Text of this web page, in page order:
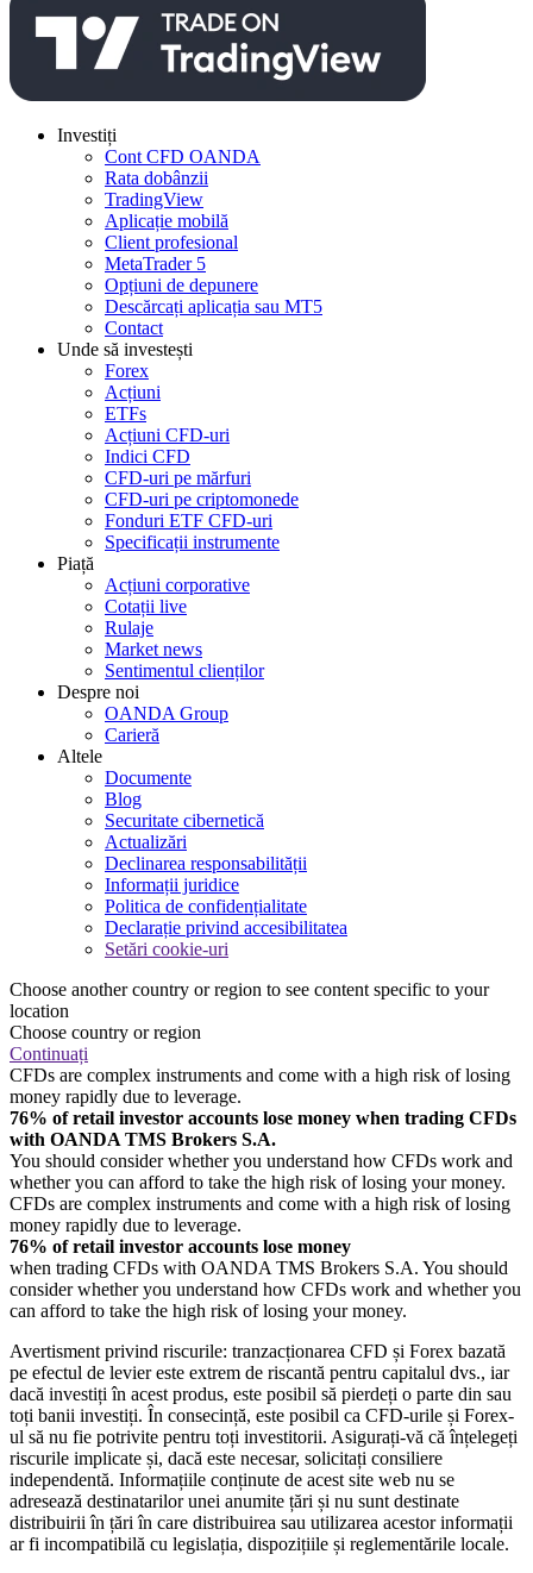
Investiți
Cont CFD OANDA
Rata dobânzii
TradingView
Aplicație mobilă
Client profesional
MetaTrader 5
Opțiuni de depunere
Descărcați aplicația sau MT5
Contact
Unde să investești
Forex
Acțiuni
ETFs
Acțiuni CFD-uri
Indici CFD
CFD-uri pe mărfuri
CFD-uri pe criptomonede
Fonduri ETF CFD-uri
Specificații instrumente
Piață
Acțiuni corporative
Cotații live
Rulaje
Market news
Sentimentul clienților
Despre noi
OANDA Group
Carieră
Altele
Documente
Blog
Securitate cibernetică
Actualizări
Declinarea responsabilității
Informații juridice
Politica de confidențialitate
Declarație privind accesibilitatea
Setări cookie-uri
Choose another country or region to see content specific to your
location
Choose country or region
Continuați
CFDs are complex instruments and come with a high risk of losing
money rapidly due to leverage.
76% of retail investor accounts lose money when trading CFDs
with OANDA TMS Brokers S.A.
You should consider whether you understand how CFDs work and
whether you can afford to take the high risk of losing your money.
CFDs are complex instruments and come with a high risk of losing
money rapidly due to leverage.
76% of retail investor accounts lose money
when trading CFDs with OANDA TMS Brokers S.A. You should
consider whether you understand how CFDs work and whether you
can afford to take the high risk of losing your money.
Avertisment privind riscurile: tranzacționarea CFD și Forex bazată
pe efectul de levier este extrem de riscantă pentru capitalul dvs., iar
dacă investiți în acest produs, este posibil să pierdeți o parte din sau
toți banii investiți. În consecință, este posibil ca CFD-urile și Forex-
ul să nu fie potrivite pentru toți investitorii. Asigurați-vă că înțelegeți
riscurile implicate și, dacă este necesar, solicitați consiliere
independentă. Informațiile conținute de acest site web nu se
adresează destinatarilor unei anumite țări și nu sunt destinate
distribuirii în țări în care distribuirea sau utilizarea acestor informații
ar fi incompatibilă cu legislația, dispozițiile și reglementările locale.